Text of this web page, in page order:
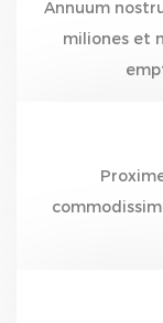
Annuum
miliones et